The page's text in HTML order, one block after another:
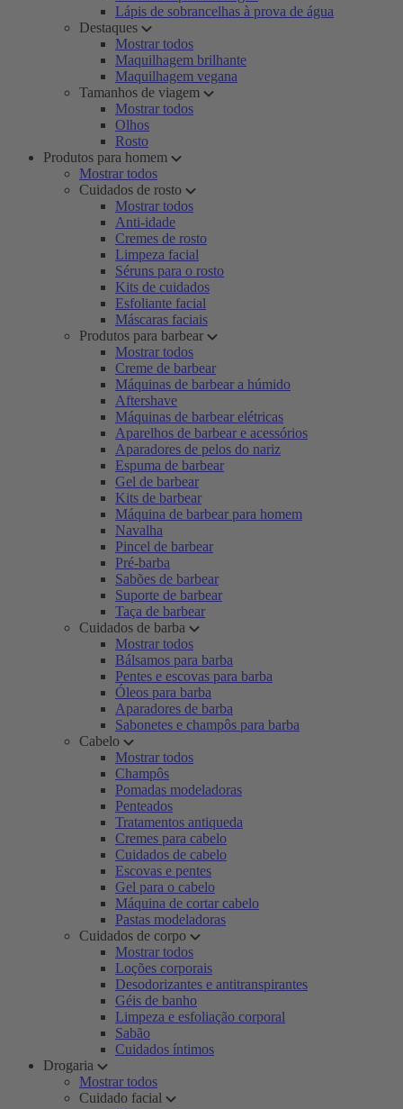
Lápis de sobrancelhas à prova de água
Destaques
Mostrar todos
Maquilhagem brilhante
Maquilhagem vegana
Tamanhos de viagem
Mostrar todos
Olhos
Rosto
Produtos para homem
Mostrar todos
Cuidados de rosto
Mostrar todos
Anti-idade
Cremes de rosto
Limpeza facial
Séruns para o rosto
Kits de cuidados
Esfoliante facial
Máscaras faciais
Produtos para barbear
Mostrar todos
Creme de barbear
Máquinas de barbear a húmido
Aftershave
Máquinas de barbear elétricas
Aparelhos de barbear e acessórios
Aparadores de pelos do nariz
Espuma de barbear
Gel de barbear
Kits de barbear
Máquina de barbear para homem
Navalha
Pincel de barbear
Pré-barba
Sabões de barbear
Suporte de barbear
Taça de barbear
Cuidados de barba
Mostrar todos
Bálsamos para barba
Pentes e escovas para barba
Óleos para barba
Aparadores de barba
Sabonetes e champôs para barba
Cabelo
Mostrar todos
Champôs
Pomadas modeladoras
Penteados
Tratamentos antiqueda
Cremes para cabelo
Cuidados de cabelo
Escovas e pentes
Gel para o cabelo
Máquina de cortar cabelo
Pastas modeladoras
Cuidados de corpo
Mostrar todos
Loções corporais
Desodorizantes e antitranspirantes
Géis de banho
Limpeza e esfoliação corporal
Sabão
Cuidados íntimos
Drogaria
Mostrar todos
Cuidado facial